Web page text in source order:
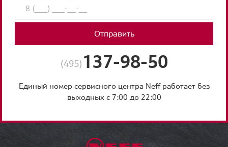
Отправить
(495) 137-98-50
Единый номер сервисного центра Neff работает без
выходных с 7:00 до 22:00